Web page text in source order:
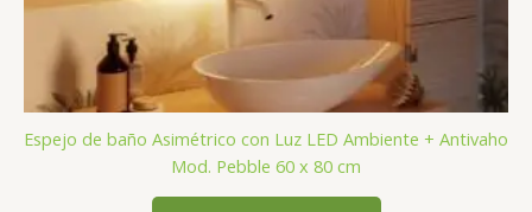
Espejo de baño Asimétrico con Luz LED Ambiente + Antivaho
Mod. Pebble 60 x 80 cm